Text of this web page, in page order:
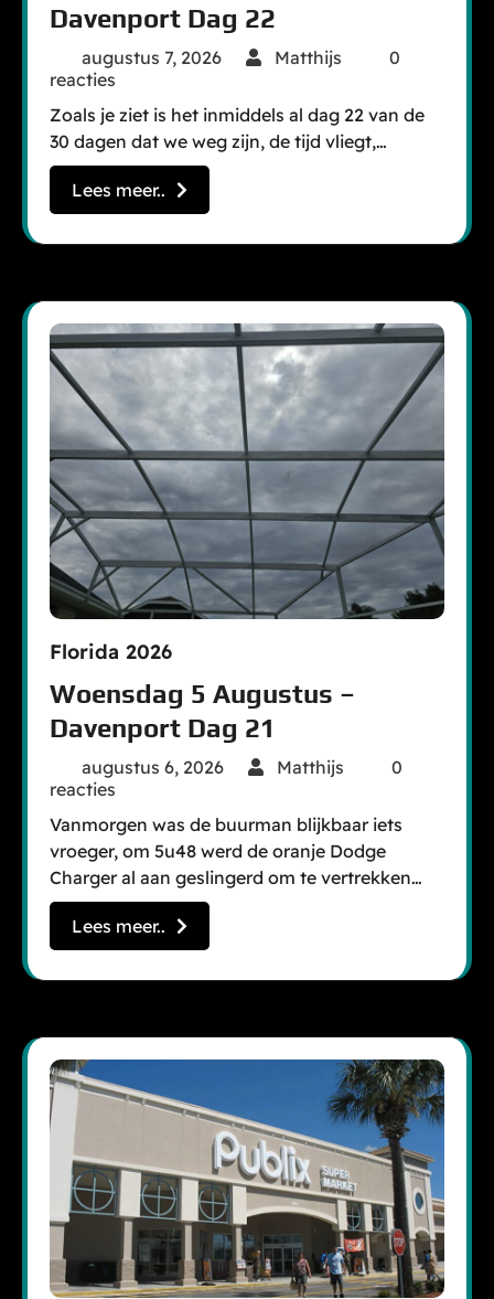
Davenport Dag 22
augustus 7, 2026 Matthijs
0
reacties
Zoals je ziet is het inmiddels al dag 22 van de
30 dagen dat we weg zijn, de tijd vliegt,…
Lees meer..
Florida 2026
Woensdag 5 Augustus –
Davenport Dag 21
augustus 6, 2026 Matthijs
0
reacties
Vanmorgen was de buurman blijkbaar iets
vroeger, om 5u48 werd de oranje Dodge
Charger al aan geslingerd om te vertrekken…
Lees meer..